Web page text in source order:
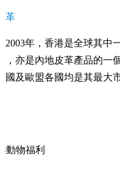
革
2003年，香港是全球其中
，亦是內地皮革產品的一
國及歐盟各國均是其最大市
動物福利